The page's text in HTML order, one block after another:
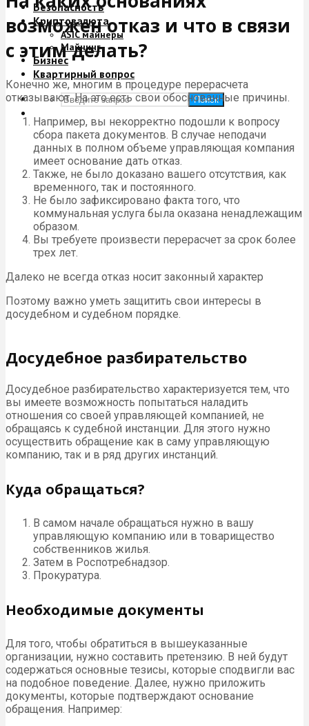
Безопасность
Криптовалюта
ASIC майнеры
Майнинг
Бизнес
Квартирный вопрос
Поиск
возможен отказ и что в связи
с этим делать?
Конечно же, многим в процедуре перерасчета
отказывают. На это есть свои обоснованные причины.
Например, вы некорректно подошли к вопросу
сбора пакета документов. В случае неподачи
данных в полном объеме управляющая компания
имеет основание дать отказ.
Также, не было доказано вашего отсутствия, как
временного, так и постоянного.
Не было зафиксировано факта того, что
коммунальная услуга была оказана ненадлежащим
образом.
Вы требуете произвести перерасчет за срок более
трех лет.
Далеко не всегда отказ носит законный характер
Поэтому важно уметь защитить свои интересы в
досудебном и судебном порядке.
Досудебное разбирательство
Досудебное разбирательство характеризуется тем, что
вы имеете возможность попытаться наладить
отношения со своей управляющей компанией, не
обращаясь к судебной инстанции. Для этого нужно
осуществить обращение как в саму управляющую
компанию, так и в ряд других инстанций.
Куда обращаться?
В самом начале обращаться нужно в вашу
управляющую компанию или в товарищество
собственников жилья.
Затем в Роспотребнадзор.
Прокуратура.
Необходимые документы
Для того, чтобы обратиться в вышеуказанные
организации, нужно составить претензию. В ней будут
содержаться основные тезисы, которые сподвигли вас
на подобное поведение. Далее, нужно приложить
документы, которые подтверждают основание
обращения. Например: